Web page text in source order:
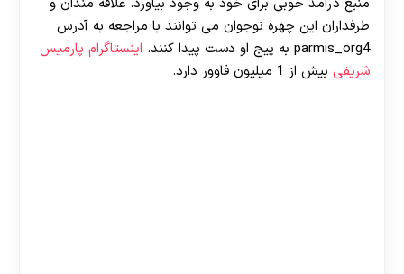
منبع درآمد خوبی برای خود به وجود بیاورد. علاقه مندان و
طرفداران این چهره نوجوان می توانند با مراجعه به آدرس
parmis_org4 به پیج او دست پیدا کنند‌.
اینستاگرام پارمیس
شریفی بیش از 1 میلیون فاوور دارد.